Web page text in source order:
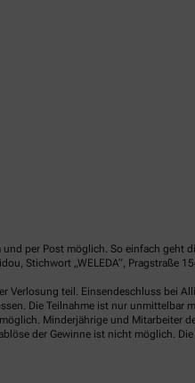
per Post möglich. So einfach geht
Stichwort „WELEDA“, Pragstraße
Verlosung teil. Einsendeschluss bei
Die Teilnahme ist nur unmittelbar
Minderjährige und Mitarbeiter
der Gewinne ist nicht möglich.